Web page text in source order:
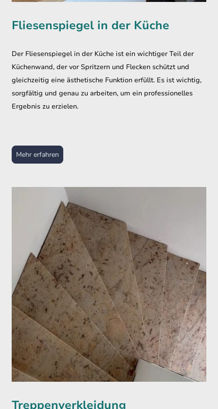
Fliesenspiegel in der Küche
Der Fliesenspiegel in der Küche ist ein wichtiger Teil der
Küchenwand, der vor Spritzern und Flecken schützt und
gleichzeitig eine ästhetische Funktion erfüllt. Es ist wichtig,
sorgfältig und genau zu arbeiten, um ein professionelles
Ergebnis zu erzielen.
Mehr erfahren
Treppenverkleidung